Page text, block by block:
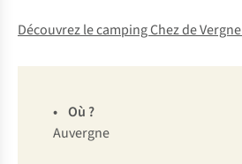
Découvrez le camping Chez de Vergne
• Où ?
Auvergne